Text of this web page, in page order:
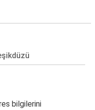
bilgilerini